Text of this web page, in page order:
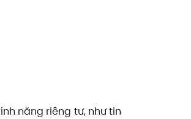
năng riêng tư, như tin